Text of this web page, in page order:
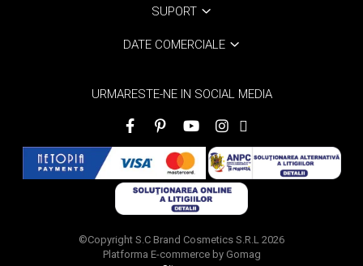
SUPORT
DATE COMERCIALE
URMARESTE-NE IN SOCIAL MEDIA
©Copyright S.C Brand Cosmetics S.R.L 2026
Platforma E-commerce by Gomag